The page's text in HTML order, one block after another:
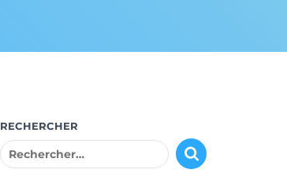
RECHERCHER
R